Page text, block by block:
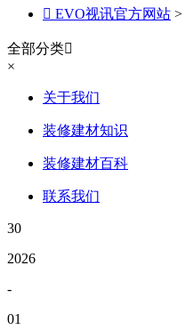
 EVO视讯官方网站 >
全部分类
×
关于我们
装修建材知识
装修建材百科
联系我们
30
2026
-
01